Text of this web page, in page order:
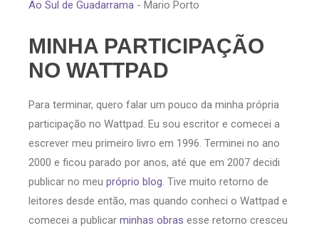
Ao Sul de Guadarrama - Mario Porto
MINHA PARTICIPAÇÃO
NO WATTPAD
Para terminar, quero falar um pouco da minha própria
participação no Wattpad. Eu sou escritor e comecei a
escrever meu primeiro livro em 1996. Terminei no ano
2000 e ficou parado por anos, até que em 2007 decidi
publicar no meu próprio blog. Tive muito retorno de
leitores desde então, mas quando conheci o Wattpad e
comecei a publicar minhas obras esse retorno cresceu